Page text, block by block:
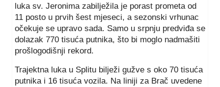
luka sv. Jeronima zabilježila je porast prometa od
11 posto u prvih šest mjeseci, a sezonski vrhunac
očekuje se upravo sada. Samo u srpnju predviđa se
dolazak 770 tisuća putnika, što bi moglo nadmašiti
prošlogodišnji rekord.
Trajektna luka u Splitu bilježi gužve s oko 70 tisuća
putnika i 16 tisuća vozila. Na liniji za Brač uvedene